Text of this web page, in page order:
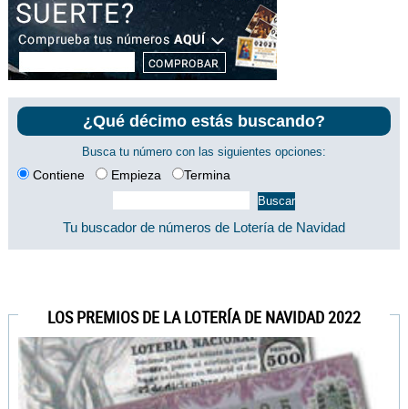
¿Qué décimo estás buscando?
Busca tu número con las siguientes opciones:
Contiene Empieza Termina
Tu buscador de números de Lotería de Navidad
LOS PREMIOS DE LA LOTERÍA DE NAVIDAD 2022